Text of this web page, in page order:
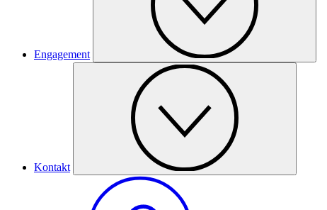
Engagement
Kontakt